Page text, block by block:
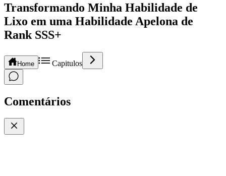
Transformando Minha Habilidade de
Lixo em uma Habilidade Apelona de
Rank SSS+
Home Capitulos
Comentários